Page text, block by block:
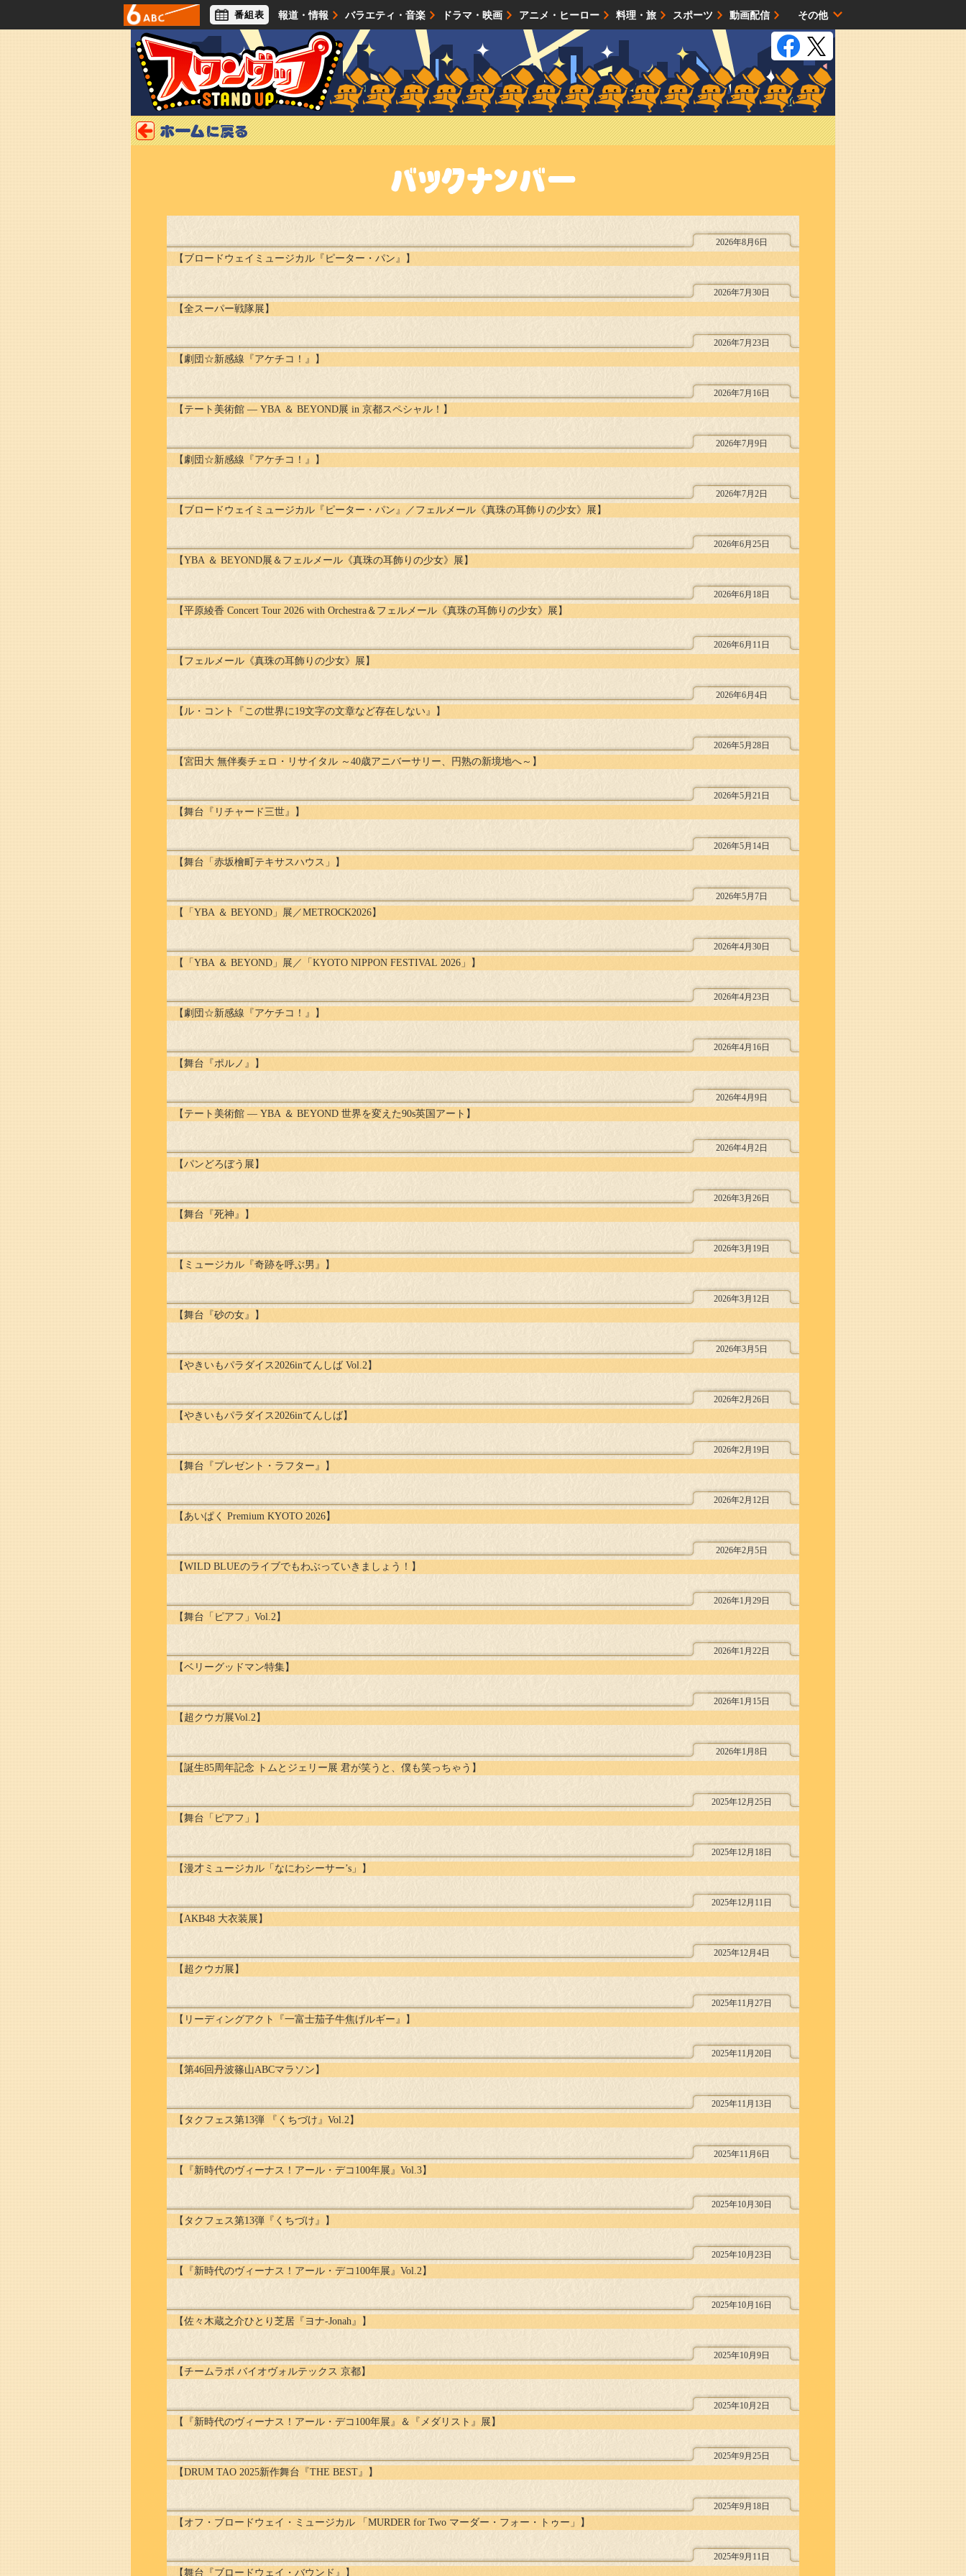
報道・情報 バラエティ・音楽 ドラマ・映画 アニメ・ヒーロー 料理・旅 スポーツ 動画配信
アナウンサー ライフスタイル 映画・試写会 イベント 会社情報 サイトマップ
番組表 その他
2026年8月6日
【ブロードウェイミュージカル『ピーター・パン』】
2026年7月30日
【全スーパー戦隊展】
2026年7月23日
【劇団☆新感線『アケチコ！』】
2026年7月16日
【テート美術館 ― YBA ＆ BEYOND展 in 京都スペシャル！】
2026年7月9日
【劇団☆新感線『アケチコ！』】
2026年7月2日
【ブロードウェイミュージカル『ピーター・パン』／フェルメール《真珠の耳飾りの少女》展】
2026年6月25日
【YBA ＆ BEYOND展＆フェルメール《真珠の耳飾りの少女》展】
2026年6月18日
【平原綾香 Concert Tour 2026 with Orchestra＆フェルメール《真珠の耳飾りの少女》展】
2026年6月11日
【フェルメール《真珠の耳飾りの少女》展】
2026年6月4日
【ル・コント『この世界に19文字の文章など存在しない』】
2026年5月28日
【宮田大 無伴奏チェロ・リサイタル ～40歳アニバーサリー、円熟の新境地へ～】
2026年5月21日
【舞台『リチャード三世』】
2026年5月14日
【舞台「赤坂檜町テキサスハウス」】
2026年5月7日
【「YBA ＆ BEYOND」展／METROCK2026】
2026年4月30日
【「YBA ＆ BEYOND」展／「KYOTO NIPPON FESTIVAL 2026」】
2026年4月23日
【劇団☆新感線『アケチコ！』】
2026年4月16日
【舞台『ポルノ』】
2026年4月9日
【テート美術館 ― YBA ＆ BEYOND 世界を変えた90s英国アート】
2026年4月2日
【パンどろぼう展】
2026年3月26日
【舞台『死神』】
2026年3月19日
【ミュージカル『奇跡を呼ぶ男』】
2026年3月12日
【舞台『砂の女』】
2026年3月5日
【やきいもパラダイス2026inてんしば Vol.2】
2026年2月26日
【やきいもパラダイス2026inてんしば】
2026年2月19日
【舞台『プレゼント・ラフター』】
2026年2月12日
【あいぱく Premium KYOTO 2026】
2026年2月5日
【WILD BLUEのライブでもわぶっていきましょう！】
2026年1月29日
【舞台「ピアフ」Vol.2】
2026年1月22日
【ベリーグッドマン特集】
2026年1月15日
【超クウガ展Vol.2】
2026年1月8日
【誕生85周年記念 トムとジェリー展 君が笑うと、僕も笑っちゃう】
2025年12月25日
【舞台「ピアフ」】
2025年12月18日
【漫才ミュージカル「なにわシーサー’s」】
2025年12月11日
【AKB48 大衣装展】
2025年12月4日
【超クウガ展】
2025年11月27日
【リーディングアクト『一富士茄子牛焦げルギー』】
2025年11月20日
【第46回丹波篠山ABCマラソン】
2025年11月13日
【タクフェス第13弾 『くちづけ』Vol.2】
2025年11月6日
【『新時代のヴィーナス！アール・デコ100年展』Vol.3】
2025年10月30日
【タクフェス第13弾『くちづけ』】
2025年10月23日
【『新時代のヴィーナス！アール・デコ100年展』Vol.2】
2025年10月16日
【佐々木蔵之介ひとり芝居『ヨナ-Jonah』】
2025年10月9日
【チームラボ バイオヴォルテックス 京都】
2025年10月2日
【『新時代のヴィーナス！アール・デコ100年展』＆『メダリスト』展】
2025年9月25日
【DRUM TAO 2025新作舞台『THE BEST』】
2025年9月18日
【オフ・ブロードウェイ・ミュージカル 「MURDER for Two マーダー・フォー・トゥー」】
2025年9月11日
【舞台『ブロードウェイ・バウンド』】